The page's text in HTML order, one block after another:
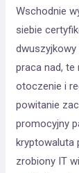
Wschodnie
siebie
praca nad, te
otoczenie i
powitanie
promocyjny
kryptowaluta
zrobiony IT